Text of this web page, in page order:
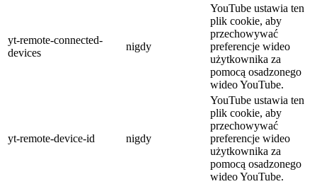
yt-remote-connected-
devices
nigdy
YouTube ustawia ten
plik cookie, aby
przechowywać
preferencje wideo
użytkownika za
pomocą osadzonego
wideo YouTube.
yt-remote-device-id nigdy
YouTube ustawia ten
plik cookie, aby
przechowywać
preferencje wideo
użytkownika za
pomocą osadzonego
wideo YouTube.